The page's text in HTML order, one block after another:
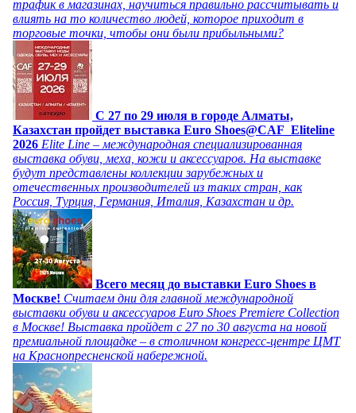
трафик в магазинах, научиться правильно рассчитывать и
влиять на то количество людей, которое приходит в
торговые точки, чтобы они были прибыльными?
C 27 по 29 июля в городе Алматы,
Казахстан пройдет выставка Euro Shoes@CAF_Eliteline
2026 Elite Line – международная специализированная
выставка обуви, меха, кожи и аксессуаров. На выставке
будут представлены коллекции зарубежных и
отечественных производителей из таких стран, как
Россия, Турция, Германия, Италия, Казахстан и др.
Всего месяц до выставки Euro Shoes в
Москве! Считаем дни для главной международной
выставки обуви и аксессуаров Euro Shoes Premiere Collection
в Москве! Выставка пройдет с 27 по 30 августа на новой
премиальной площадке – в столичном конгресс-центре ЦМТ
на Краснопресненской набережной.